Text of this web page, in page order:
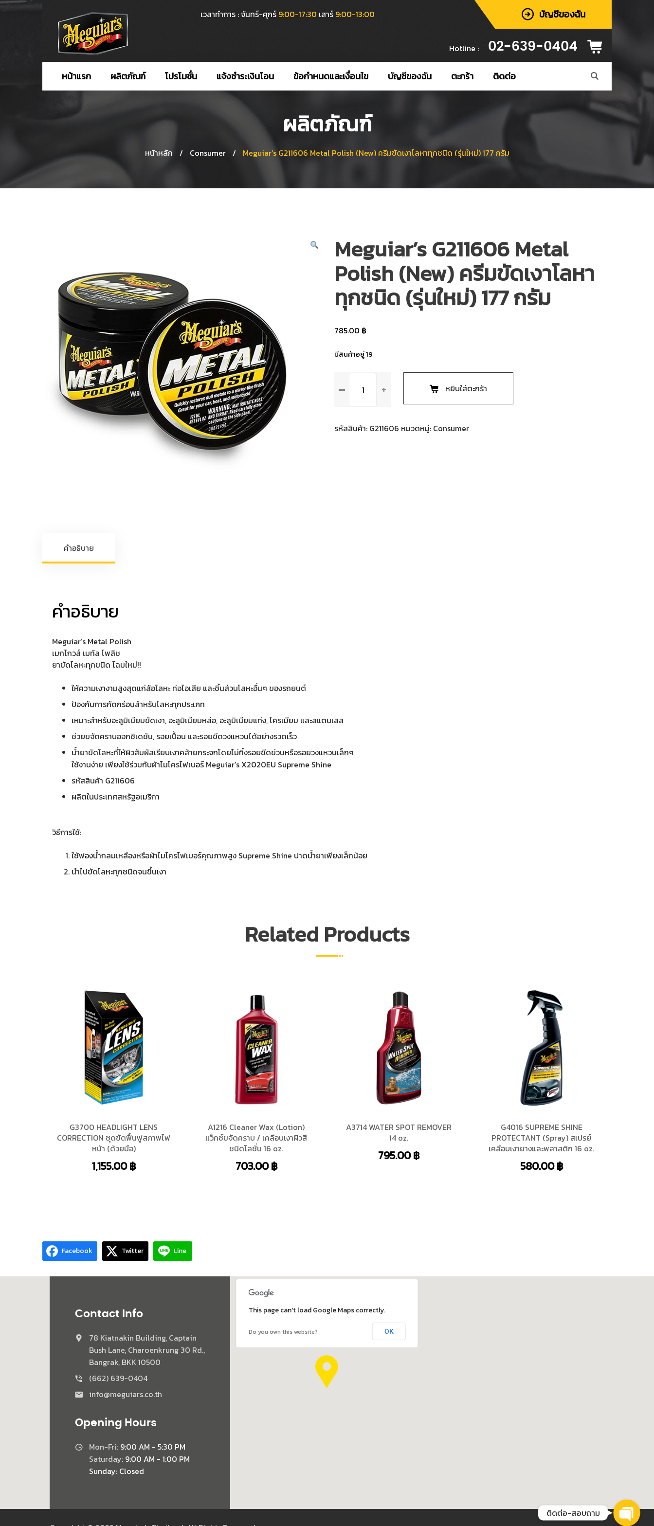
เวลาทำการ : จันทร์-ศุกร์ 9:00-17:30 เสาร์ 9:00-13:00 บัญชีของฉัน
Hotline : 02-639-0404
หน้าแรก ผลิตภัณฑ์ โปรโมชั่น แจ้งชำระเงินโอน ข้อกำหนดและเงื่อนไข บัญชีของฉัน ตะกร้า ติดต่อ
ผลิตภัณฑ์
หน้าหลัก / Consumer / Meguiar’s G211606 Metal Polish (New) ครีมขัดเงาโลหาทุกชนิด (รุ่นใหม่) 177 กรัม
Meguiar’s G211606 Metal
Polish (New) ครีมขัดเงาโลหา
ทุกชนิด (รุ่นใหม่) 177 กรัม
785.00 ฿
มีสินค้าอยู่ 19
Meguiar's
Polish
หยิบใส่ตะกร้า
รหัสสินค้า: G211606 หมวดหมู่: Consumer
คำอธิบาย
คำอธิบาย
Meguiar’s Metal Polish
เมกไกวส์ เมทัล โพลิช
ยาขัดโลหะทุกขนิด โฉมใหม่!!
ให้ความเงางามสูงสุดแก่ล้อโลหะ ท่อไอเสีย และชิ้นส่วนโลหะอื่นๆ ของรถยนต์
ป้องกันการกัดกร่อนสำหรับโลหะทุกประเภท
เหมาะสำหรับอะลูมิเนียมขัดเงา, อะลูมิเนียมหล่อ, อะลูมิเนียมแท่ง, โครเมียม และสแตนเลส
ช่วยขจัดคราบออกซิเดชัน, รอยเปื้อน และรอยขีดวงแหวนได้อย่างรวดเร็ว
น้ำยาขัดโลหะที่ให้ผิวสัมผัสเรียบเงาคล้ายกระจกโดยไม่ทิ้งรอยขีดข่วนหรือรอยวงแหวนเล็กๆ
ใช้งานง่าย เพียงใช้ร่วมกับผ้าไมโครไฟเบอร์ Meguiar’s X2020EU Supreme Shine
รหัสสินค้า G211606
ผลิตในประเทศสหรัฐอเมริกา
วิธีการใช้:
ใช้ฟองน้ำกลมเหลืองหรือผ้าไมโครไฟเบอร์คุณภาพสูง Supreme Shine ปาดน้ำยาเพียงเล็กน้อย
นำไปขัดโลหะทุกชนิดจนขึ้นเงา
Related Products
G3700 HEADLIGHT LENS
CORRECTION ชุดขัดฟื้นฟูสภาพไฟ
หน้า (ด้วยมือ)
1,155.00฿
A1216 Cleaner Wax (Lotion)
แว็กซ์ขจัดคราบ / เคลือบเงาผิวสี
ชนิดโลชั่น 16 oz.
703.00฿
A3714 WATER SPOT REMOVER
14 oz.
795.00฿
G4016 SUPREME SHINE
PROTECTANT (Spray) สเปรย์
เคลือบเงายางและพลาสติก 16 oz.
580.00฿
Facebook Twitter Line
This page can't load Google Maps correctly.
Do you own this website? OK
Contact Info
78 Kiatnakin Building, Captain
Bush Lane, Charoenkrung 30 Rd.,
Bangrak, BKK 10500
(662) 639-0404
info@meguiars.co.th
Opening Hours
Mon-Fri: 9:00 AM - 5:30 PM
Saturday: 9:00 AM - 1:00 PM
Sunday: Closed
ติดต่อ-สอบถาม